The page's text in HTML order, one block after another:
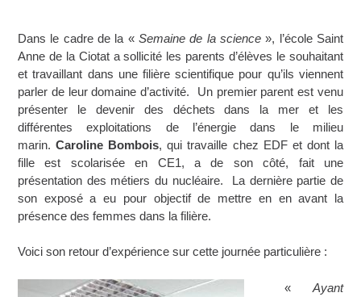
Dans le cadre de la « Semaine de la science», l’école Saint
Anne de la Ciotat a sollicité les parents d’élèves le souhaitant
et travaillant dans une filière scientifique pour qu’ils viennent
parler de leur domaine d’activité. Un premier parent est venu
présenter le devenir des déchets dans la mer et les
différentes exploitations de l’énergie dans le milieu
marin.Caroline Bombois, qui travaille chez EDF et dont la
fille est scolarisée en CE1, a de son côté, fait une
présentation des métiers du nucléaire. La dernière partie de
son exposé a eu pour objectif de mettre en en avant la
présence des femmes dans la filière.
Voici son retour d’expérience sur cette journée particulière :
« Ayant